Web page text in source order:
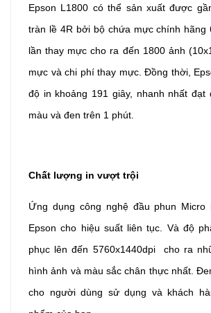
Epson L1800 có thể sản xuất được
tràn lề 4R bởi bộ chứa mực chính hãng
lần thay mực cho ra đến 1800 ảnh
mực và chi phí thay mực. Đồng thời,
độ in khoảng 191 giây, nhanh nhất đạt
màu và đen trên 1 phút.
Chất lượng in vượt trội
Ứng dụng công nghệ đầu phun Micro
Epson cho hiệu suất liên tục. Và độ
phục lên đến 5760x1440dpi cho ra
hình ảnh và màu sắc chân thực nhất.
cho người dùng sử dụng và khách